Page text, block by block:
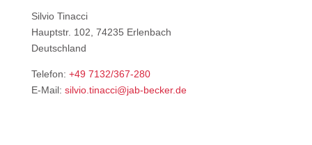
Silvio Tinacci
Hauptstr. 102, 74235 Erlenbach
Deutschland
Telefon: +49 7132/367-280
E-Mail: silvio.tinacci@jab-becker.de